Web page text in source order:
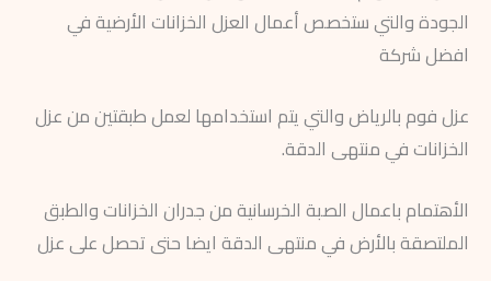
الجودة والتي ستخصص أعمال العزل الخزانات الأرضية في
افضل شركة
عزل فوم بالرياض والتي يتم استخدامها لعمل طبقتين من عزل
الخزانات في منتهى الدقة.
الأهتمام باعمال الصبة الخرسانية من جدران الخزانات والطبق
الملتصقة بالأرض في منتهى الدقة ايضا حتى تحصل على عزل